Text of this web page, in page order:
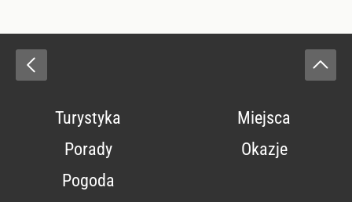
Turystyka
Miejsca
Porady
Okazje
Pogoda